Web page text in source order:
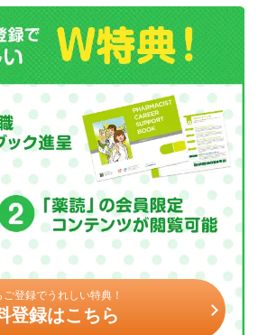
ご登録でうれしい特典！
登録はこちら